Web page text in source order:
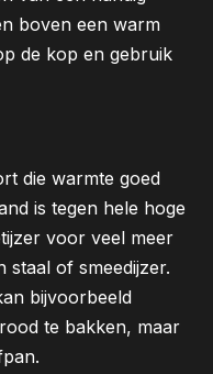
boven een warm
de kop en gebruik
die warmte goed
is tegen hele hoge
voor veel meer
staal of smeedijzer.
bijvoorbeeld
te bakken, maar